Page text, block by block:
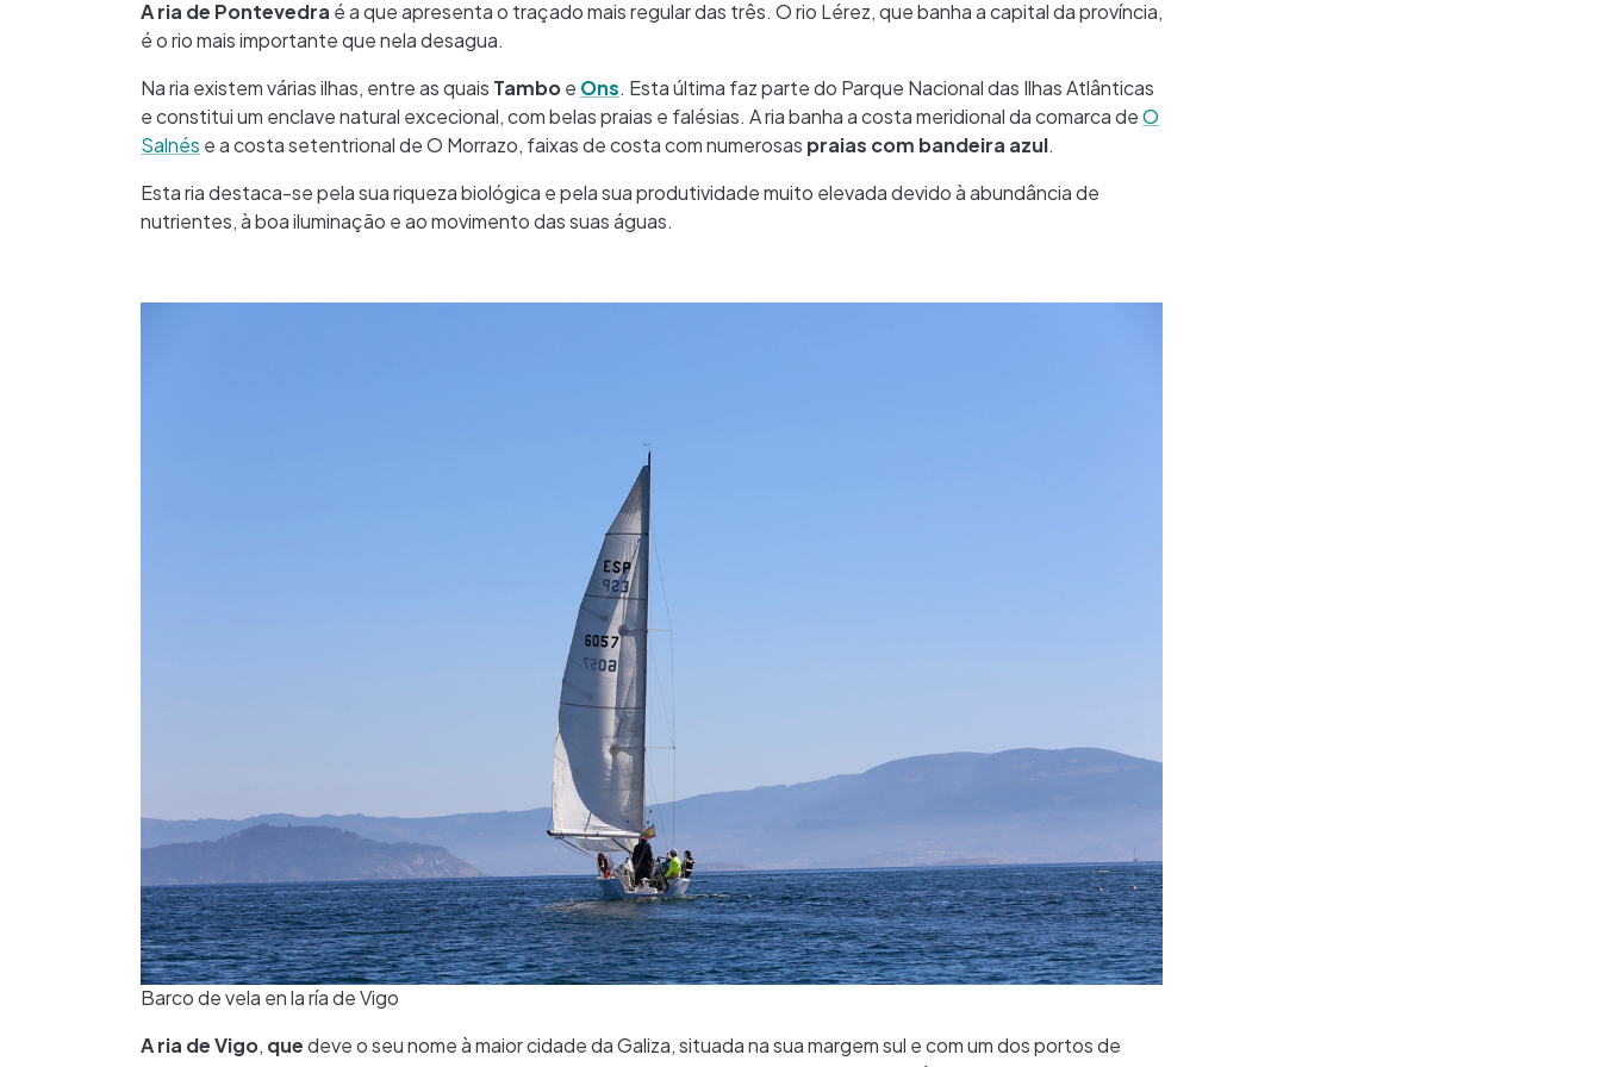
A ria de Pontevedra é a que apresenta o traçado mais regular das três. O rio Lérez, que banha a capital da província,
é o rio mais importante que nela desagua.
Na ria existem várias ilhas, entre as quais Tamboe Ons. Esta última faz parte do Parque Nacional das Ilhas Atlânticas
e constitui um enclave natural excecional, com belas praias e falésias. A ria banha a costa meridional da comarca deO
Salnés e a costa setentrional de O Morrazo, faixas de costa com numerosas praias com bandeira azul.
Esta ria destaca-se pela sua riqueza biológica e pela sua produtividade muito elevada devido à abundância de
nutrientes, à boa iluminação e ao movimento das suas águas.
Barco de vela en la ría de Vigo
A ria de Vigo, quedeve o seu nome à maior cidade da Galiza, situada na sua margem sul e com um dos portos de